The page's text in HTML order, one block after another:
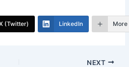
(Twitter) LinkedIn More
NEXT